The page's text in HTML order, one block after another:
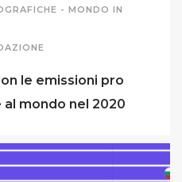
- MONDO IN
le emissioni pro
al mondo nel 2020